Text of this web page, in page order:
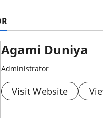
Agami Duniya
Administrator
Visit Website